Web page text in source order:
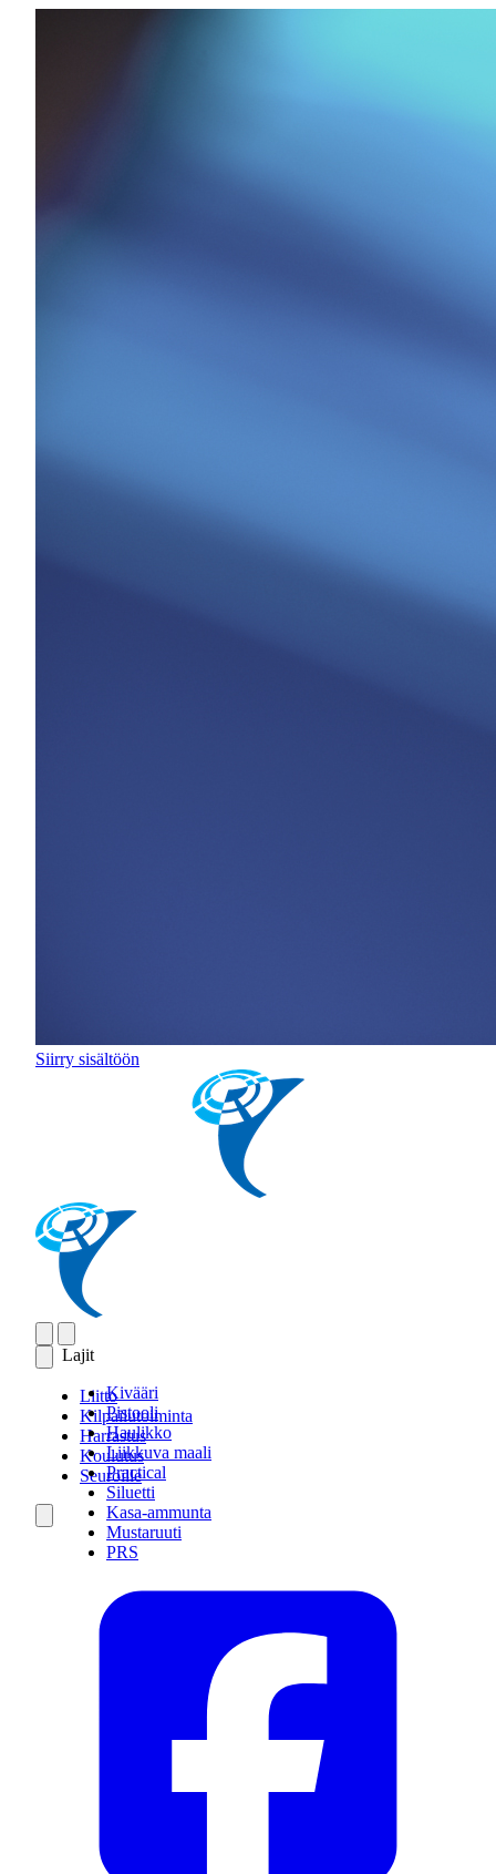
Siirry sisältöön
Lajit
Kivääri
Pistooli
Haulikko
Liikkuva maali
Practical
Siluetti
Kasa-ammunta
Mustaruuti
PRS
Liitto
Kilpailutoiminta
Harrastus
Koulutus
Seuroille